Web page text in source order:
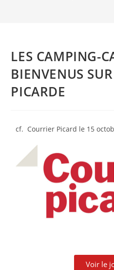
LES CAMPING-
BIENVENUS
PICARDE
cf. Courrier Picard le 15
Voir le